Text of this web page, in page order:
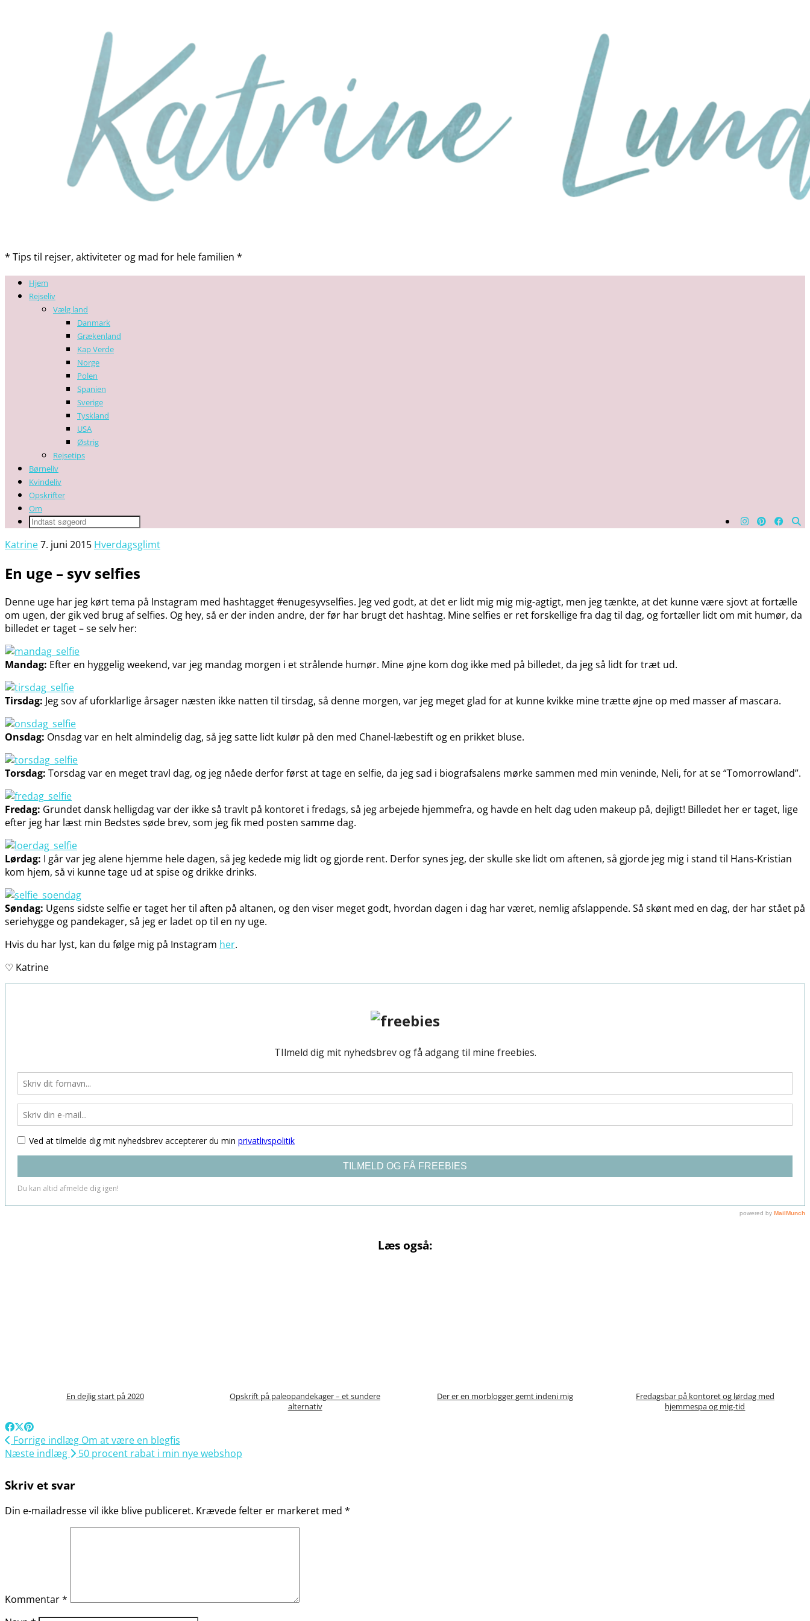
* Tips til rejser, aktiviteter og mad for hele familien *
Hjem
Rejseliv
Vælg land
Danmark
Grækenland
Kap Verde
Norge
Polen
Spanien
Sverige
Tyskland
USA
Østrig
Rejsetips
Børneliv
Kvindeliv
Opskrifter
Om
Katrine7. juni 2015 Hverdagsglimt
En uge – syv selfies
Denne uge har jeg kørt tema på Instagram med hashtagget #enugesyvselfies. Jeg ved godt, at det er lidt mig mig mig-agtigt, men jeg tænkte, at det kunne være sjovt at fortælle
om ugen, der gik ved brug af selfies. Og hey, så er der inden andre, der før har brugt det hashtag. Mine selfies er ret forskellige fra dag til dag, og fortæller lidt om mit humør, da
billedet er taget – se selv her:
Mandag: Efter en hyggelig weekend, var jeg mandag morgen i et strålende humør. Mine øjne kom dog ikke med på billedet, da jeg så lidt for træt ud.
Tirsdag: Jeg sov af uforklarlige årsager næsten ikke natten til tirsdag, så denne morgen, var jeg meget glad for at kunne kvikke mine trætte øjne op med masser af mascara.
Onsdag: Onsdag var en helt almindelig dag, så jeg satte lidt kulør på den med Chanel-læbestift og en prikket bluse.
Torsdag: Torsdag var en meget travl dag, og jeg nåede derfor først at tage en selfie, da jeg sad i biografsalens mørke sammen med min veninde, Neli, for at se “Tomorrowland”.
Fredag: Grundet dansk helligdag var der ikke så travlt på kontoret i fredags, så jeg arbejede hjemmefra, og havde en helt dag uden makeup på, dejligt! Billedet her er taget, lige
efter jeg har læst min Bedstes søde brev, som jeg fik med posten samme dag.
Lørdag: I går var jeg alene hjemme hele dagen, så jeg kedede mig lidt og gjorde rent. Derfor synes jeg, der skulle ske lidt om aftenen, så gjorde jeg mig i stand til Hans-Kristian
kom hjem, så vi kunne tage ud at spise og drikke drinks.
Søndag: Ugens sidste selfie er taget her til aften på altanen, og den viser meget godt, hvordan dagen i dag har været, nemlig afslappende. Så skønt med en dag, der har stået på
seriehygge og pandekager, så jeg er ladet op til en ny uge.
Hvis du har lyst, kan du følge mig på Instagram her.
♡ Katrine
Læs også:
En dejlig start på 2020
Opskrift på paleopandekager – et sundere
alternativ
Der er en morblogger gemt indeni mig
Fredagsbar på kontoret og lørdag med
hjemmespa og mig-tid
Forrige indlæg Om at være en blegfis
Næste indlæg
50 procent rabat i min nye webshop
Skriv et svar
Din e-mailadresse vil ikke blive publiceret. Krævede felter er markeret med *
Kommentar*